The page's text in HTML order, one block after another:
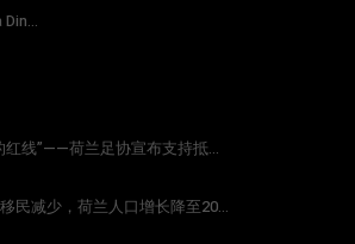
红线”——荷兰足协宣布支持抵...
民减少，荷兰人口增长降至20...